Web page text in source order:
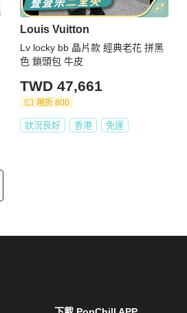
Louis Vuitton
Lv locky bb 晶片款 經典老花 拼黑
色 鎖頭包 牛皮
TWD 47,661
現折 800
狀況良好 香港 免運